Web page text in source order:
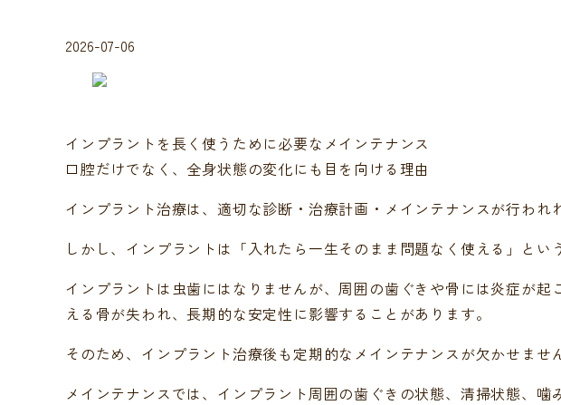
2026-07-06
インプラントを長く使うために必要なメインテナンス
口腔だけでなく、全身状態の変化にも目を向ける理由
インプラント治療は、適切な診断・治療計画・メインテナンスが行われ
しかし、インプラントは「入れたら一生そのまま問題なく使える」とい
インプラントは虫歯にはなりませんが、周囲の歯ぐきや骨には炎症が
える骨が失われ、長期的な安定性に影響することがあります。
そのため、インプラント治療後も定期的なメインテナンスが欠かせません
メインテナンスでは、インプラント周囲の歯ぐきの状態、清掃状態、